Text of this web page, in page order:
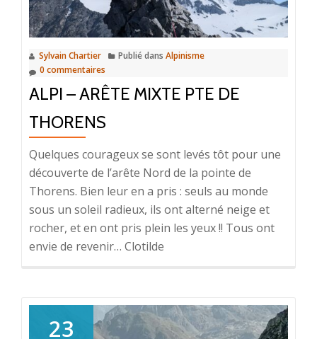
Sylvain Chartier Publié dans Alpinisme
0 commentaires
ALPI – ARÊTE MIXTE PTE DE
THORENS
Quelques courageux se sont levés tôt pour une
découverte de l’arête Nord de la pointe de
Thorens. Bien leur en a pris : seuls au monde
sous un soleil radieux, ils ont alterné neige et
rocher, et en ont pris plein les yeux !! Tous ont
envie de revenir… Clotilde
23